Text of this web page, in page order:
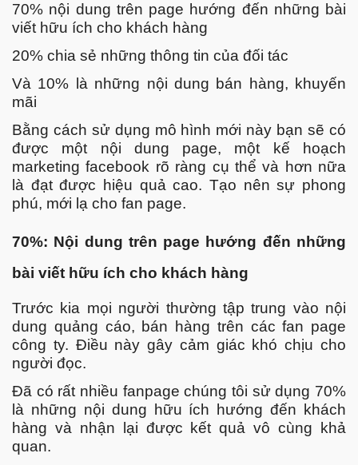
70% nội dung trên page hướng đến những bài
viết hữu ích cho khách hàng
20% chia sẻ những thông tin của đối tác
Và 10% là những nội dung bán hàng, khuyến
mãi
Bằng cách sử dụng mô hình mới này bạn sẽ có
được một nội dung page, một kế hoạch
marketing facebook rõ ràng cụ thể và hơn nữa
là đạt được hiệu quả cao. Tạo nên sự phong
phú, mới lạ cho fan page.
70%: Nội dung trên page hướng đến những
bài viết hữu ích cho khách hàng
Trước kia mọi người thường tập trung vào nội
dung quảng cáo, bán hàng trên các fan page
công ty. Điều này gây cảm giác khó chịu cho
người đọc.
Đã có rất nhiều fanpage chúng tôi sử dụng 70%
là những nội dung hữu ích hướng đến khách
hàng và nhận lại được kết quả vô cùng khả
quan.